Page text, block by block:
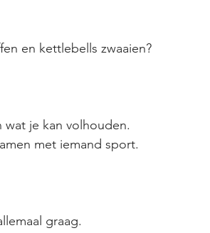
en kettlebells zwaaien?
je kan volhouden.
met iemand sport.
graag.